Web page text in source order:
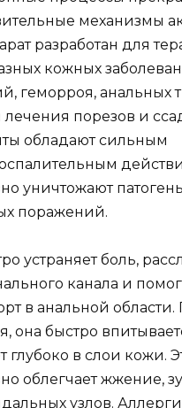
механизмы
разработан для
кожных
геморроя, анальных
лечения порезов и
обладают сильным
уничтожают
поражений.
устраняет боль,
канала и
в анальной области.
она быстро
глубоко в слои кожи.
облегчает жжение,
узлов.